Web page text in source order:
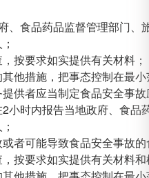
、食品药品监督管理部门
按要求如实提供有关材料；
其他措施，把事态控制在最
供者应当制定食品安全事
2小时内报告当地政府、食
或者可能导致食品安全事故
，按要求如实提供有关材料